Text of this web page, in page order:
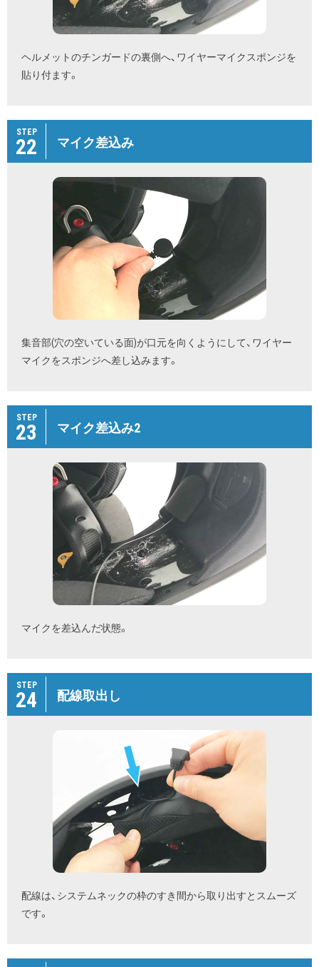
ヘルメットのチンガードの裏側へ、ワイヤーマイクスポンジを
貼り付ます。
STEP
22 マイク差込み
集音部(穴の空いている面)が口元を向くようにして、ワイヤー
マイクをスポンジへ差し込みます。
STEP
23 マイク差込み2
マイクを差込んだ状態。
STEP
24 配線取出し
配線は、システムネックの枠のすき間から取り出すとスムーズ
です。